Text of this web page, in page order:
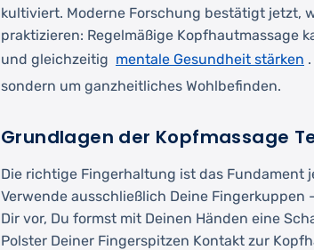
kultiviert. Moderne Forschung bestätigt jetzt,
praktizieren: Regelmäßige Kopfhautmassage
und gleichzeitig mentale Gesundheit stärken
sondern um ganzheitliches Wohlbefinden.
Grundlagen der Kopfmassage
Die richtige Fingerhaltung ist das Fundament
Verwende ausschließlich Deine Fingerkuppen
Dir vor, Du formst mit Deinen Händen eine
Polster Deiner Fingerspitzen Kontakt zur